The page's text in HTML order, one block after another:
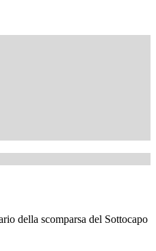
della scomparsa del Sottocapo